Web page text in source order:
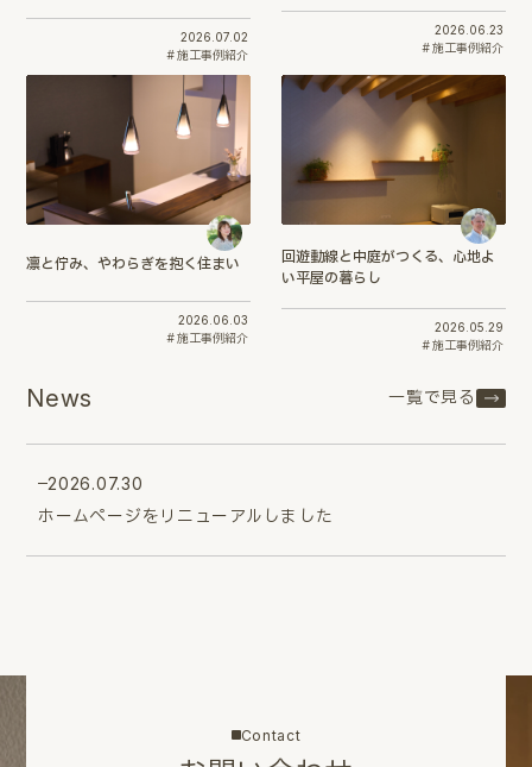
2026.07.02
施工事例紹介
2026.06.23
施工事例紹介
凛と佇み、やわらぎを抱く住まい
2026.06.03
施工事例紹介
回遊動線と中庭がつくる、心地よ
い平屋の暮らし
2026.05.29
施工事例紹介
News 一覧で見る
2026.07.30
ホームページをリニューアルしました
Contact